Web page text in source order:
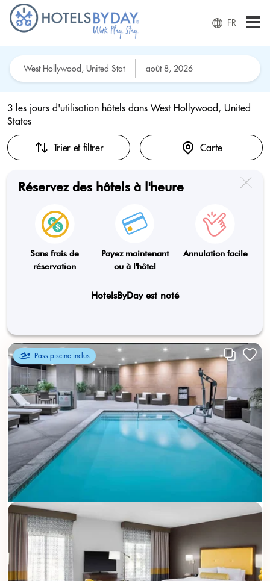
FR
3 les jours d'utilisation hôtels dans West Hollywood, United
States
Trier et filtrer Carte
Réservez des hôtels à l'heure
Sans frais de
réservation
Payez maintenant
ou à l'hôtel
Annulation facile
HotelsByDay est noté
Pass piscine inclus